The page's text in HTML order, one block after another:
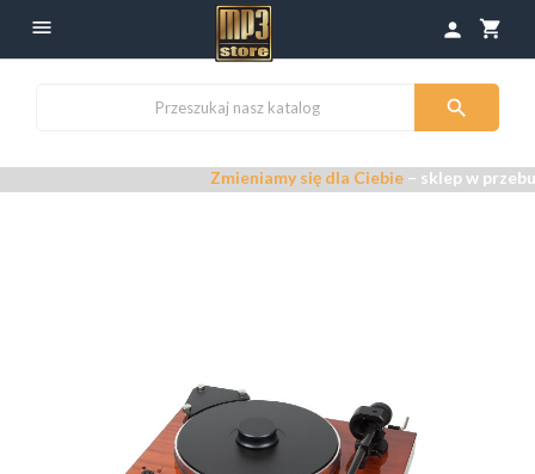
 shopping_cart
person

Zmieniamy się dla Ciebie– sklep w